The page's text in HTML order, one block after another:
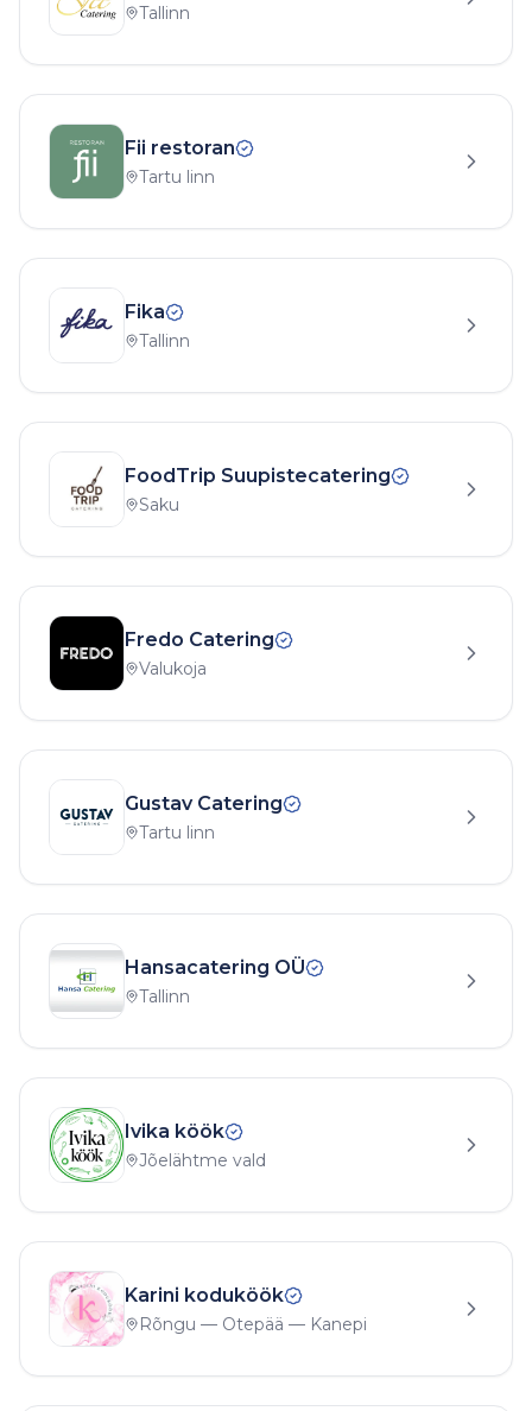
Tallinn
Fii restoran
Tartu linn
Fika
Tallinn
FoodTrip Suupistecatering
Saku
Fredo Catering
Valukoja
Gustav Catering
Tartu linn
Hansacatering OÜ
Tallinn
Ivika köök
Jõelähtme vald
Karini koduköök
Rõngu — Otepää — Kanepi